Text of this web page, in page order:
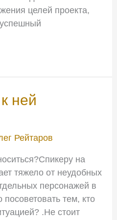
целей проекта,
ней
Рейтаров
на
тяжело от неудобных
персонажей в
тем, кто
.Не стоит